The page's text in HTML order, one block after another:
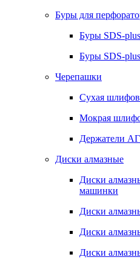
Буры для
Буры SDS-plus
Буры SDS-
Черепашки
Сухая
Мокрая
Держатели
Диски алмазные
Диски
машинки
Диски
Диски
Диски